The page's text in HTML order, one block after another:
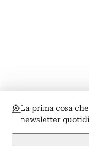
La prima cosa
newsletter